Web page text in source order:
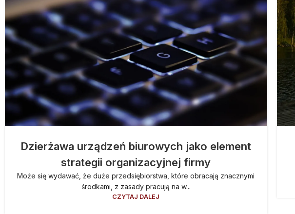
Dzierżawa urządzeń biurowych jako element
strategii organizacyjnej firmy
Może się wydawać, że duże przedsiębiorstwa, które obracają znacznymi
środkami, z zasady pracują na w...
CZYTAJ DALEJ